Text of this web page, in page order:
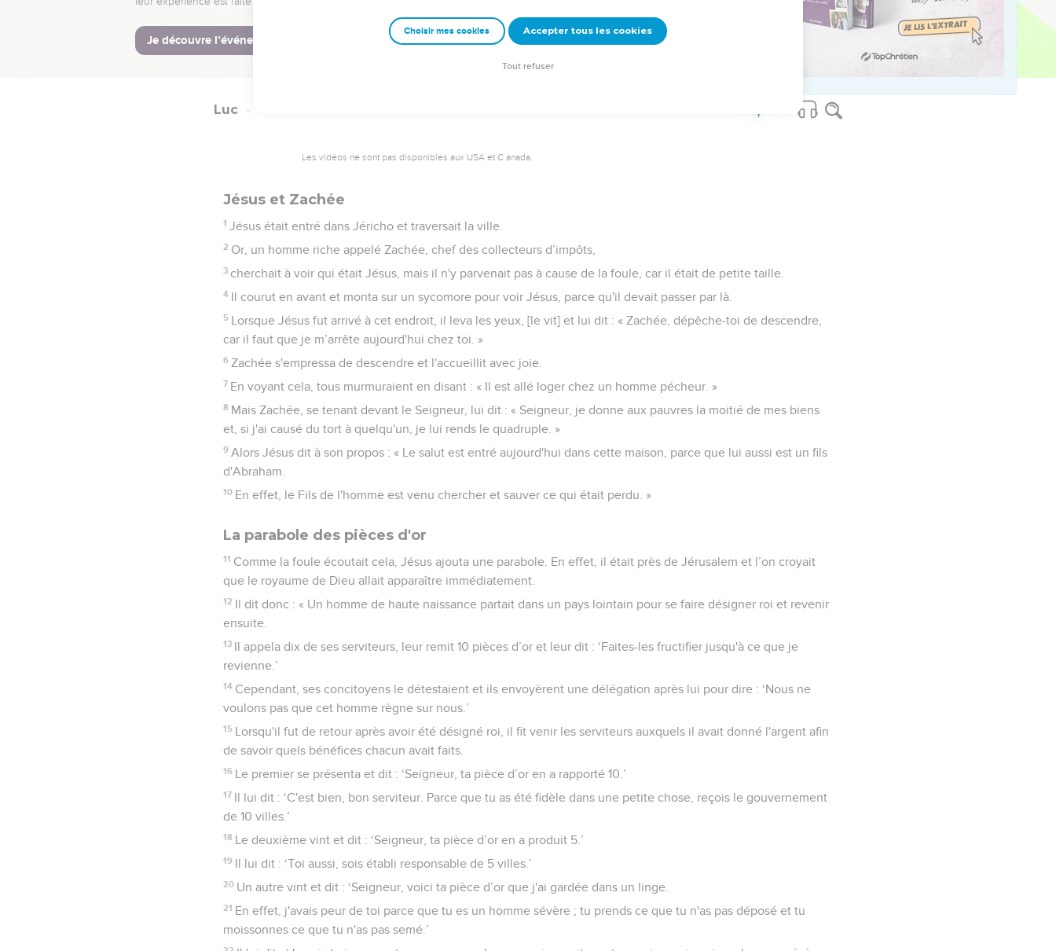
Jésus lui dit : « Retrouve la vue, ta foi t'a sauvé. »
43 Il retrouva immédiatement la vue et suivit Jésus en célébrant la gloire de Dieu. Voyant cela, tout le peuple
Luc
Les vidéos ne sont pas disponibles aux USA et C anada.
Jésus et Zachée
1 Jésus était entré dans Jéricho et traversait la ville.
2 Or, un homme riche appelé Zachée, chef des collecteurs d’impôts,
3 cherchait à voir qui était Jésus, mais il n'y parvenait pas à cause de la foule, car il était de petite taille.
4 Il courut en avant et monta sur un sycomore pour voir Jésus, parce qu'il devait passer par là.
5 Lorsque Jésus fut arrivé à cet endroit, il leva les yeux, [le vit] et lui dit : « Zachée, dépêche-toi de descendre,
car il faut que je m’arrête aujourd'hui chez toi. »
6 Zachée s'empressa de descendre et l'accueillit avec joie.
7 En voyant cela, tous murmuraient en disant : « Il est allé loger chez un homme pécheur. »
8 Mais Zachée, se tenant devant le Seigneur, lui dit : « Seigneur, je donne aux pauvres la moitié de mes biens
et, si j'ai causé du tort à quelqu'un, je lui rends le quadruple. »
9 Alors Jésus dit à son propos : « Le salut est entré aujourd'hui dans cette maison, parce que lui aussi est un fils
d'Abraham.
10 En effet, le Fils de l'homme est venu chercher et sauver ce qui était perdu. »
La parabole des pièces d'or
11 Comme la foule écoutait cela, Jésus ajouta une parabole. En effet, il était près de Jérusalem et l’on croyait
que le royaume de Dieu allait apparaître immédiatement.
12 Il dit donc : « Un homme de haute naissance partait dans un pays lointain pour se faire désigner roi et revenir
ensuite.
13 Il appela dix de ses serviteurs, leur remit 10 pièces d’or et leur dit : ‘Faites-les fructifier jusqu'à ce que je
revienne.’
14 Cependant, ses concitoyens le détestaient et ils envoyèrent une délégation après lui pour dire : ‘Nous ne
voulons pas que cet homme règne sur nous.’
15 Lorsqu'il fut de retour après avoir été désigné roi, il fit venir les serviteurs auxquels il avait donné l'argent afin
de savoir quels bénéfices chacun avait faits.
16 Le premier se présenta et dit : ‘Seigneur, ta pièce d’or en a rapporté 10.’
17 Il lui dit : ‘C'est bien, bon serviteur. Parce que tu as été fidèle dans une petite chose, reçois le gouvernement
de 10 villes.’
18 Le deuxième vint et dit : ‘Seigneur, ta pièce d’or en a produit 5.’
19 Il lui dit : ‘Toi aussi, sois établi responsable de 5 villes.’
20 Un autre vint et dit : ‘Seigneur, voici ta pièce d’or que j'ai gardée dans un linge.
21 En effet, j'avais peur de toi parce que tu es un homme sévère ; tu prends ce que tu n'as pas déposé et tu
moissonnes ce que tu n'as pas semé.’
Choisir mes cookies Accepter tous les cookies
Tout refuser